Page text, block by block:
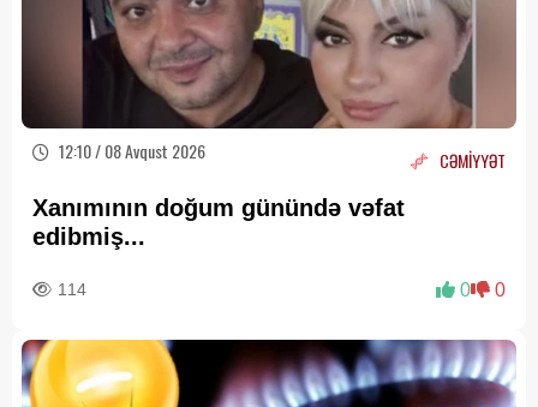
12:10 / 08 Avqust 2026 CƏMİYYƏT
Xanımının doğum günündə vəfat
edibmiş...
114 0 0